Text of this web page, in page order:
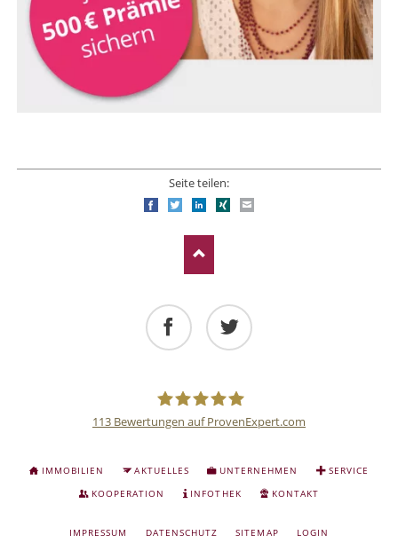
Seite teilen:
FacebookTwitterLinkedIn
Xing
Anlage
und
113 Bewertungen auf ProvenExpert.com
NAVIGATION
ÜBERSPRINGEN
IMMOBILIEN AKTUELLES UNTERNEHMEN
SERVICE
KOOPERATION
INFOTHEK KONTAKT
NAVIGATION
IMPRESSUM DATENSCHUTZ SITEMAP LOGIN